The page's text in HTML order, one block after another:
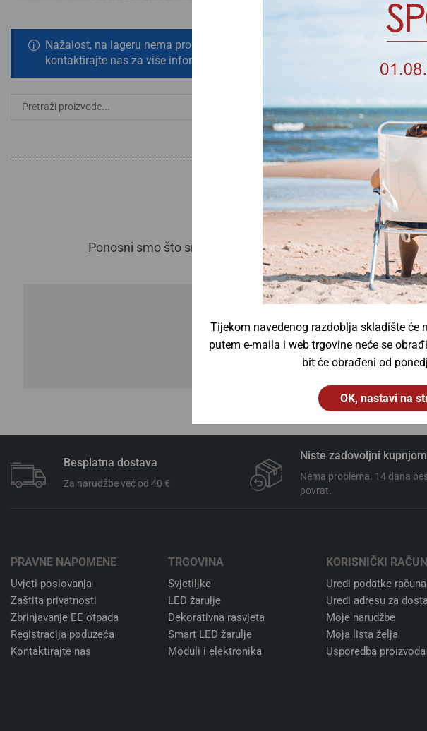
Tijekom navedenog razdoblja skladište
putem e-maila i web trgovine neće se
bit će obrađeni od
OK, nastavi na
Nažalost, na lageru nema proizvoda koji odgovaraju tvojim kriterijima.
kontaktirajte nas za više informacija!
Ponosni smo što smo dio međunarodnog poslovanja
Besplatna dostava
Za narudžbe već od 40 €
Niste zadovoljni
Nema problema. 14 dana
povrat.
PRAVNE NAPOMENE
Uvjeti poslovanja
Zaštita privatnosti
Zbrinjavanje EE otpada
Registracija poduzeća
Kontaktirajte nas
TRGOVINA
Svjetiljke
LED žarulje
Dekorativna rasvjeta
Smart LED žarulje
Moduli i elektronika
KORISNIČKI RAČUN
Uredi podatke računa
Uredi adresu za
Moje narudžbe
Moja lista želja
Usporedba proizvoda